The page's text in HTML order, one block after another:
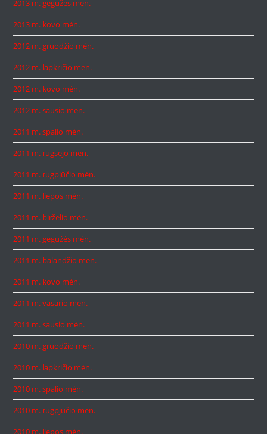
2013 m. gegužės mėn.
2013 m. kovo mėn.
2012 m. gruodžio mėn.
2012 m. lapkričio mėn.
2012 m. kovo mėn.
2012 m. sausio mėn.
2011 m. spalio mėn.
2011 m. rugsėjo mėn.
2011 m. rugpjūčio mėn.
2011 m. liepos mėn.
2011 m. birželio mėn.
2011 m. gegužės mėn.
2011 m. balandžio mėn.
2011 m. kovo mėn.
2011 m. vasario mėn.
2011 m. sausio mėn.
2010 m. gruodžio mėn.
2010 m. lapkričio mėn.
2010 m. spalio mėn.
2010 m. rugpjūčio mėn.
2010 m. liepos mėn.